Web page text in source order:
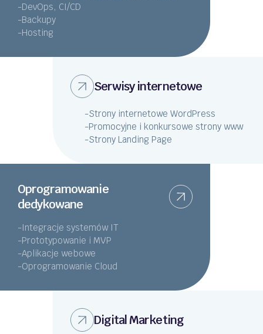
-DevOps, CI/CD
-Backupy
-Hosting
Serwisy internetowe
-Strony internetowe WordPress
-Promocyjne i konkursowe strony www
-Strony Landing Page
Oprogramowanie
dedykowane
-Integracje systemów IT
-Prototypowanie i MVP
-Aplikacje webowe
-Oprogramowanie Cloud
Digital Marketing